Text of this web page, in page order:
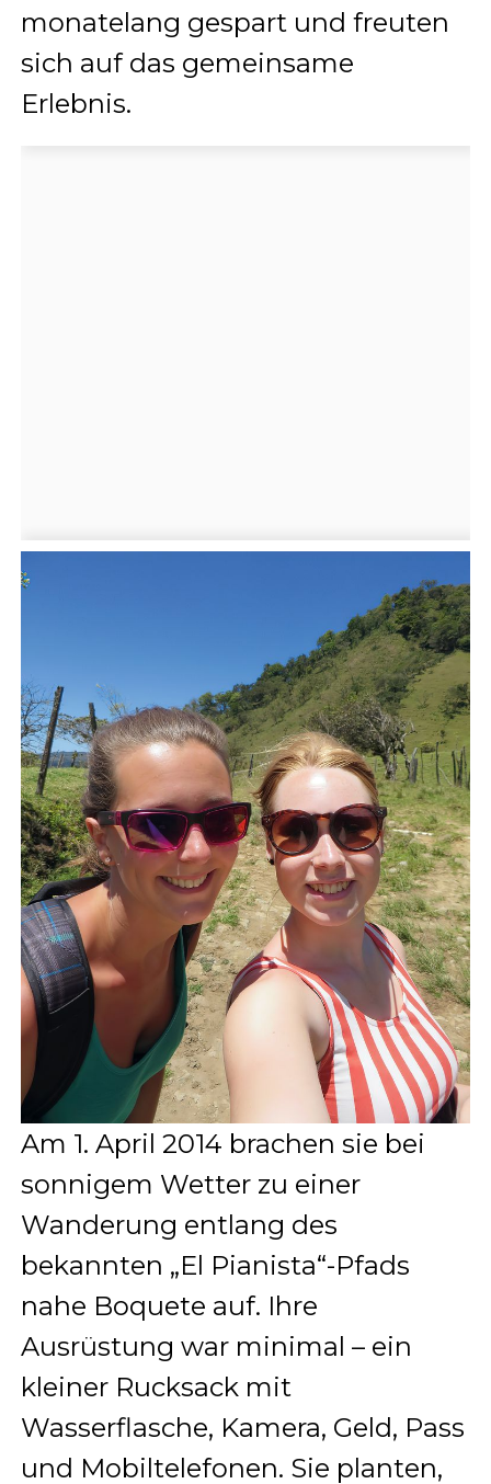
monatelang gespart und freuten
sich auf das gemeinsame
Erlebnis.
Am 1. April 2014 brachen sie bei
sonnigem Wetter zu einer
Wanderung entlang des
bekannten „El Pianista“-Pfads
nahe Boquete auf. Ihre
Ausrüstung war minimal – ein
kleiner Rucksack mit
Wasserflasche, Kamera, Geld, Pass
und Mobiltelefonen. Sie planten,